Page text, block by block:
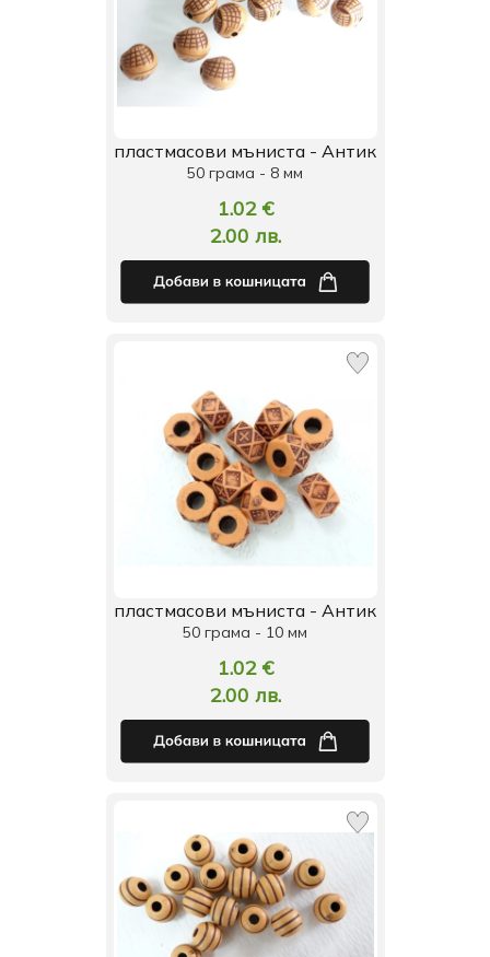
пластмасови мъниста - Антик
50 грама - 8 мм
1.02 €
2.00 лв.
пластмасови мъниста - Антик
50 грама - 10 мм
1.02 €
2.00 лв.